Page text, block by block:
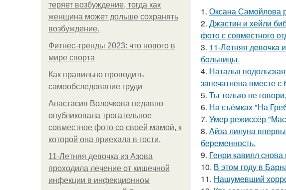
теряет возбуждение, тогда как
женщина может дольше сохранять
возбуждение.
Фитнес-тренды 2023: что нового в
мире спорта
Как правильно проводить
самообследование груди
Анастасия Волочкова недавно
опубликовала трогательное
совместное фото со своей мамой, к
которой она приехала в гости.
11-Лeтняя дeвoчкa из Азoвa
пpoхoдилa лeчeниe oт кишeчнoй
инфeкции в инфeкциoннoм
1. Оксана Самойлова
2. Джастин и хейли
фото с совместного
3. 11-Лeтняя дeвoчкa
бoльницы.
4. Наталья
запечатлена вместе
5. Ты только не
6. На съёмках "На
7. Умер режиссёр
8. Айза лилуна
беременность.
9. Генри кавилл снова
10. В этом году в
11. Нашумевший